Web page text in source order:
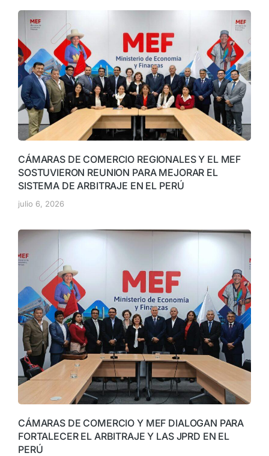
CÁMARAS DE COMERCIO REGIONALES Y EL MEF
SOSTUVIERON REUNION PARA MEJORAR EL
SISTEMA DE ARBITRAJE EN EL PERÚ
julio 6, 2026
CÁMARAS DE COMERCIO Y MEF DIALOGAN PARA
FORTALECER EL ARBITRAJE Y LAS JPRD EN EL
PERÚ